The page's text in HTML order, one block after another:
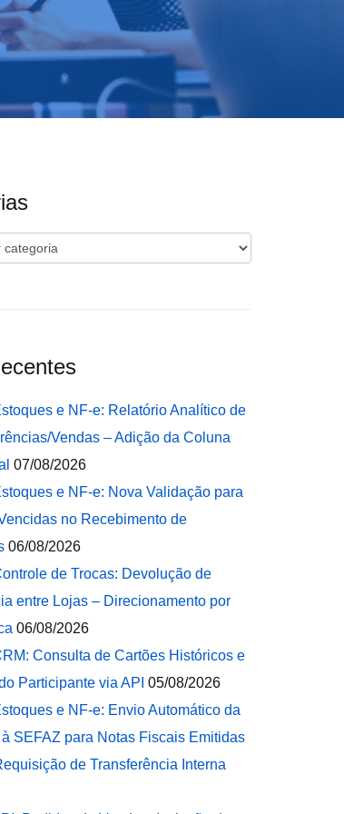
e NF-e: Relatório Analítico de
Vendas – Adição da Coluna
07/08/2026
e NF-e: Nova Validação para
no Recebimento de
06/08/2026
de Trocas: Devolução de
entre Lojas – Direcionamento por
06/08/2026
Consulta de Cartões Históricos e
Participante via API 05/08/2026
e NF-e: Envio Automático da
SEFAZ para Notas Fiscais Emitidas
de Transferência Interna